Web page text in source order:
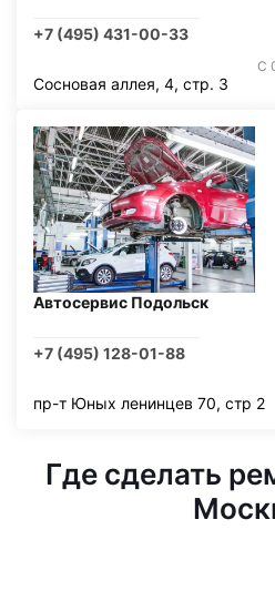
+7 (495) 431-00-33
С
Сосновая аллея, 4, стр. 3
Автосервис Подольск
+7 (495) 128-01-88
пр-т Юных ленинцев 70, стр 2
Где сделать